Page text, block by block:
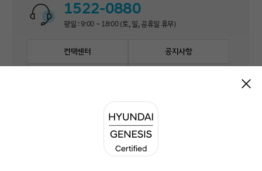
1522-0880
평일 : 9:00 ~ 18:00 (토, 일, 공휴일 휴무)
컨택센터 공지사항